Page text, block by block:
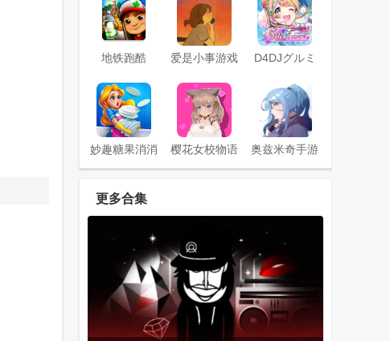
地铁跑酷
(subway surf)
国际版菜单免
费版
爱是小事游戏
(Love is...)
D4DJグルミ
ク电音派对
妙趣糖果消消
乐手游
樱花女校物语
手游
奥兹米奇手游
orzmic
擦干净抖音小
游戏(Clean it)
安卓版
选技生存大乱
斗2手游
Car Tuning汽
车改装游戏
疯狂车吃车5
愤怒的邻居(一
甜瓜游乐场
更多合集